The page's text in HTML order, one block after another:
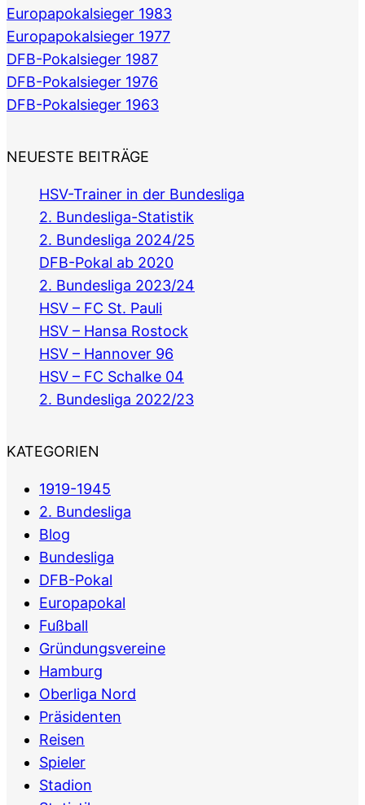
Europapokalsieger 1983
Europapokalsieger 1977
DFB-Pokalsieger 1987
DFB-Pokalsieger 1976
DFB-Pokalsieger 1963
NEUESTE BEITRÄGE
HSV-Trainer in der Bundesliga
2. Bundesliga-Statistik
2. Bundesliga 2024/25
DFB-Pokal ab 2020
2. Bundesliga 2023/24
HSV – FC St. Pauli
HSV – Hansa Rostock
HSV – Hannover 96
HSV – FC Schalke 04
2. Bundesliga 2022/23
KATEGORIEN
1919-1945
2. Bundesliga
Blog
Bundesliga
DFB-Pokal
Europapokal
Fußball
Gründungsvereine
Hamburg
Oberliga Nord
Präsidenten
Reisen
Spieler
Stadion